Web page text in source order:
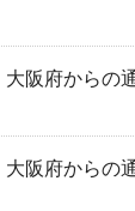
大阪府からの
大阪府からの